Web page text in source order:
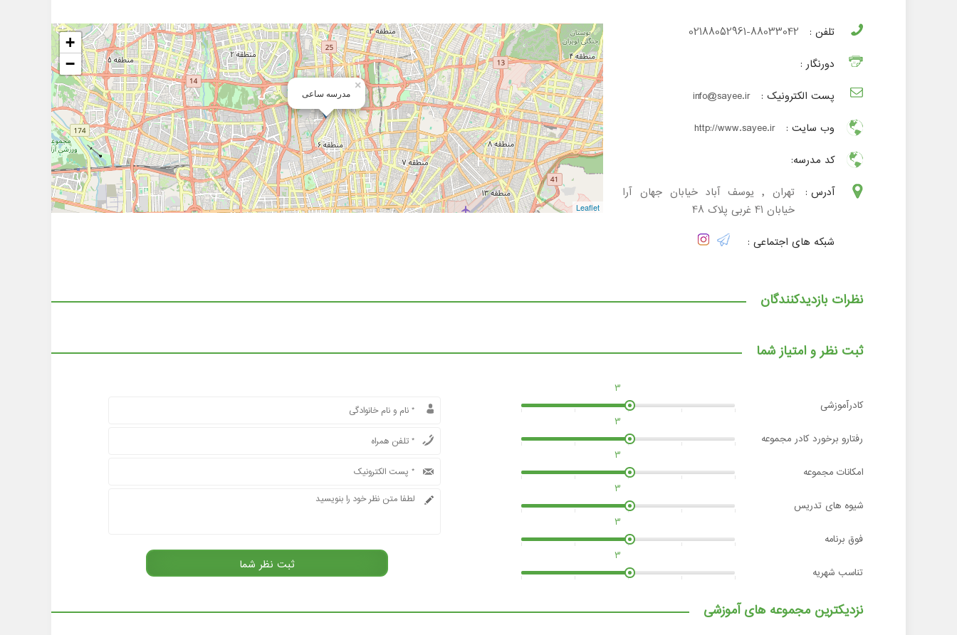
تلفن :
02188052961-88033042
دورنگار :
پست الکترونیک :
info@sayee.ir
وب سایت :
http://www.sayee.ir
کد مدرسه:
آدرس :
تهران , یوسف آباد خیابان جهان آرا
خیابان 41 غربی پلاک 48
شبکه های اجتماعی :
مدرسه ساعی
×
+
−
Leaflet
نظرات بازدیدکنندگان
ثبت نظر و امتیاز شما
کادرآموزشی
3
رفتارو برخورد کادر مجموعه
3
امکانات مجموعه
3
شیوه های تدریس
3
فوق برنامه
3
تناسب شهریه
3
نزدیکترین مجموعه های آموزشی